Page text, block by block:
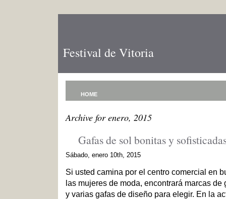
Festival de Vitoria
HOME
Archive for enero, 2015
Gafas de sol bonitas y
Sábado, enero 10th, 2015
Si usted camina por el centro comercial en
las mujeres de moda, encontrará marcas
y varias gafas de diseño para elegir. En la